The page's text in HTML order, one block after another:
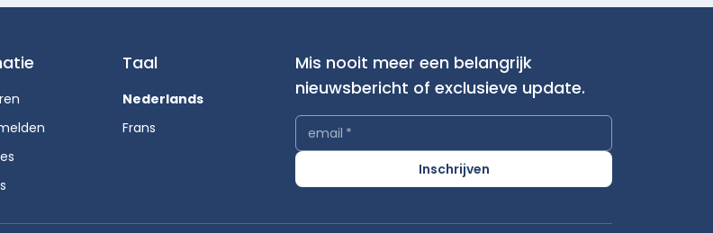
Taal
Nederlands
Frans
Mis nooit meer een belangrijk
nieuwsbericht of exclusieve update.
email *
Inschrijven